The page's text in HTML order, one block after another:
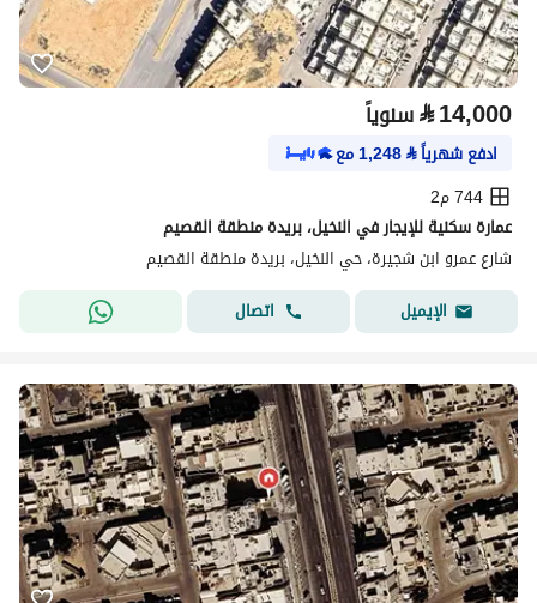
⃁14,000 سنوياً
ادفع شهرياً⃁
1,248مع
744 م2
عمارة سكنية للإيجار في النخيل، بريدة منطقة القصيم
شارع عمرو ابن شجيرة، حي النخيل، بريدة منطقة القصيم
الإيميل
اتصال